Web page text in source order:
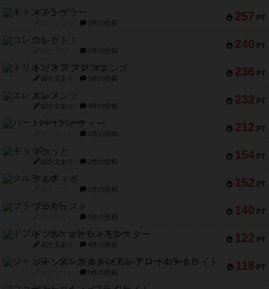
257 PT
ギャンブラー
2件の投稿
240 PT
コレクト！
1件の投稿
236 PT
トリオンフ ア マレンゴ
紹介文あり 1件の投稿
232 PT
エレメンツ
紹介文あり 4件の投稿
212 PT
バー！パーティー
1件の投稿
154 PT
ギョッと
紹介文あり 1件の投稿
152 PT
クルティボ
1件の投稿
140 PT
ブラヴェスト
1件の投稿
122 PT
ドブル：ポケットモンスター
紹介文あり 4件の投稿
118 PT
ジャンヌ・ダルク-オルレアン ドロー＆ライト
5件の投稿